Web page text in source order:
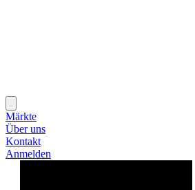
Märkte
Über uns
Kontakt
Anmelden